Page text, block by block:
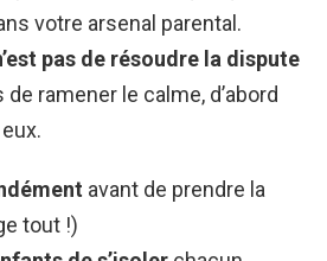
votre arsenal parental.
pas de résoudre la dispute
de ramener le calme, d’abord
avant de prendre la
tout !)